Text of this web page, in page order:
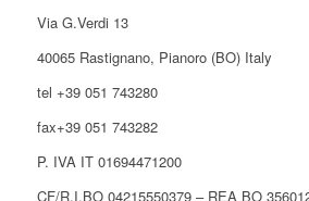
Via G.Verdi 13
40065 Rastignano, Pianoro (BO) Italy
tel +39 051 743280
fax+39 051 743282
P. IVA IT 01694471200
CF/R.I.BO 04215550379 – REA BO